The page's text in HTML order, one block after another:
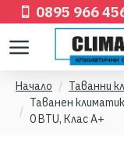
0895 966
Начало
Таванни
Таванен
0 BTU, Клас A+